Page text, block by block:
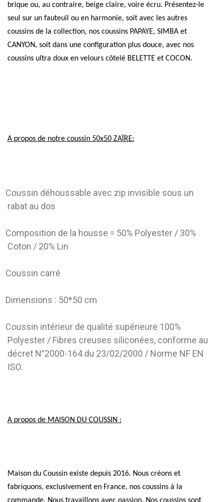
brique ou, au contraire, beige claire, voire écru. Présentez-le
seul sur un fauteuil ou en harmonie, soit avec les autres
coussins de la collection, nos coussins PAPAYE, SIMBA et
CANYON, soit dans une configuration plus douce, avec nos
coussins ultra doux en velours côtelé BELETTE et COCON.
A propos de notre coussin 50x50 ZAÏRE:
Coussin déhoussable avec zip invisible sous un
rabat au dos
Composition de la housse = 50% Polyester / 30%
Coton / 20% Lin
Coussin carré
Dimensions : 50*50 cm
Coussin intérieur de qualité supérieure 100%
Polyester / Fibres creuses siliconées, conforme au
décret N°2000-164 du 23/02/2000 / Norme NF EN
ISO.
A propos de MAISON DU COUSSIN :
Maison du Coussin existe depuis 2016. Nous créons et
fabriquons, exclusivement en France, nos coussins à la